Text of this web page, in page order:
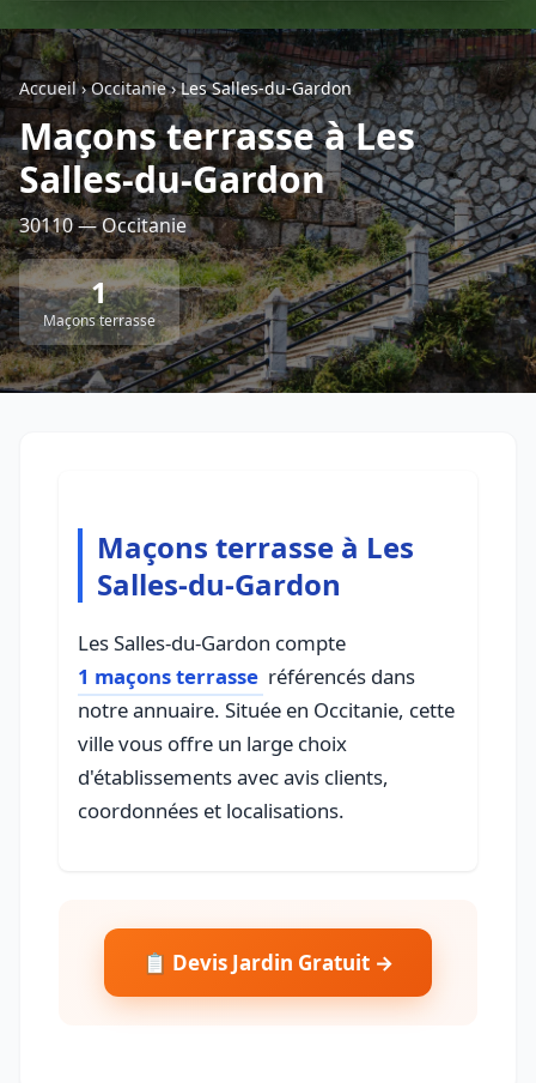
Retour à la liste des métiers
CGU- Confidentialité- Service proposé parViteUnDevis.com -Vous
Accueil›Occitanie›Les Salles-du-Gardon
Maçons terrasse à Les
Salles-du-Gardon
30110 — Occitanie
1
Maçons terrasse
Maçons terrasse à Les
Salles-du-Gardon
Les Salles-du-Gardon compte
1 maçons terrasse référencés dans
notre annuaire. Située en Occitanie, cette
ville vous offre un large choix
d'établissements avec avis clients,
coordonnées et localisations.
📋 Devis Jardin Gratuit →